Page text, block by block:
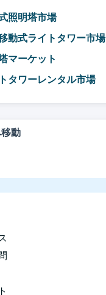
照明塔市場
動式ライトタワー市場
マーケット
タワーレンタル市場
動